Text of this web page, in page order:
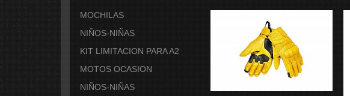
MOCHILAS
NIÑOS-NIÑAS
KIT LIMITACION PARA A2
MOTOS OCASION
NIÑOS-NIÑAS